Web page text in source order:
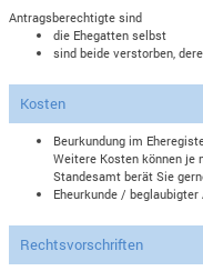
Antragsberechtigte sind
die Ehegatten selbst
sind beide verstorben,
Kosten
Beurkundung im
Weitere Kosten können je
Standesamt berät Sie
Eheurkunde / beglaubigter
Rechtsvorschriften